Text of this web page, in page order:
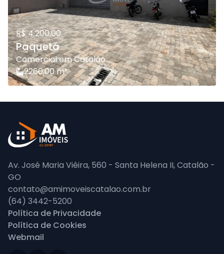
R$ 4.200,00
Paquetá
Comercial em Catalão
2260,00 m²
Av. José Maria Viêira, 560 - Santa Helena II, Catalão -
GO
contato@amimoveiscatalao.com.br
(64) 3442-5200
Política de Privacidade
Política de Cookies
Webmail